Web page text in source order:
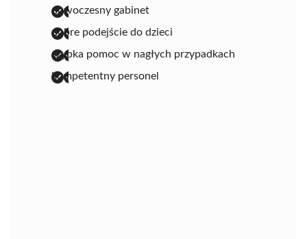
nowoczesny gabinet
dobre podejście do dzieci
szybka pomoc w nagłych przypadkach
kompetentny personel